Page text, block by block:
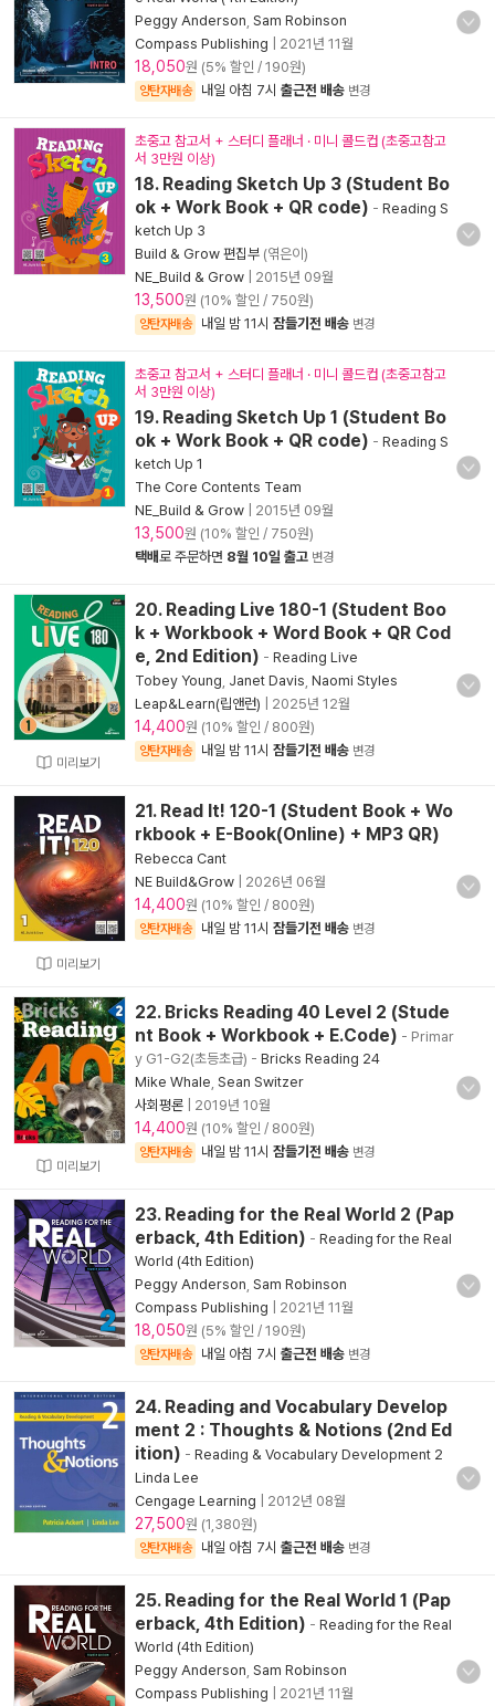
Peggy Anderson Sam Robinson
Compass Publishing
2021년 11월
18,050원 (5% 할인 / 190원)
양탄자배송 내일 아침 7시 출근전 배송 변경
초중고 참고서 + 스터디 플래너 · 미니 콜드컵 (초중고참고
서 3만원 이상)
18. Reading Sketch Up 3 (Student Bo
ok + Work Book + QR code) - Reading S
ketch Up 3
Build & Grow 편집부 (엮은이)
NE_Build & Grow
2015년 09월
13,500원 (10% 할인 / 750원)
양탄자배송 내일 밤 11시 잠들기전 배송 변경
초중고 참고서 + 스터디 플래너 · 미니 콜드컵 (초중고참고
서 3만원 이상)
19. Reading Sketch Up 1 (Student Bo
ok + Work Book + QR code) - Reading S
ketch Up 1
The Core Contents Team
NE_Build & Grow
2015년 09월
13,500원 (10% 할인 / 750원)
택배로 주문하면 8월 10일 출고 변경
미리보기
20. Reading Live 180-1 (Student Boo
k + Workbook + Word Book + QR Cod
e, 2nd Edition) - Reading Live
Tobey Young Janet Davis Naomi Styles
Leap&Learn(립앤런)
2025년 12월
14,400원 (10% 할인 / 800원)
양탄자배송 내일 밤 11시 잠들기전 배송 변경
미리보기
21. Read It! 120-1 (Student Book + Wo
rkbook + E-Book(Online) + MP3 QR)
Rebecca Cant
NE Build&Grow
2026년 06월
14,400원 (10% 할인 / 800원)
양탄자배송 내일 밤 11시 잠들기전 배송 변경
미리보기
22. Bricks Reading 40 Level 2 (Stude
nt Book + Workbook + E.Code) - Primar
y G1-G2(초등초급) - Bricks Reading 24
Mike Whale Sean Switzer
사회평론
2019년 10월
14,400원 (10% 할인 / 800원)
양탄자배송 내일 밤 11시 잠들기전 배송 변경
23. Reading for the Real World 2 (Pap
erback, 4th Edition) - Reading for the Real
World (4th Edition)
Peggy Anderson Sam Robinson
Compass Publishing
2021년 11월
18,050원 (5% 할인 / 190원)
양탄자배송 내일 아침 7시 출근전 배송 변경
24. Reading and Vocabulary Develop
ment 2 : Thoughts & Notions (2nd Ed
ition) - Reading & Vocabulary Development 2
Linda Lee
Cengage Learning
2012년 08월
27,500원 (1,380원)
양탄자배송 내일 아침 7시 출근전 배송 변경
25. Reading for the Real World 1 (Pap
erback, 4th Edition) - Reading for the Real
World (4th Edition)
Peggy Anderson Sam Robinson
Compass Publishing
2021년 11월